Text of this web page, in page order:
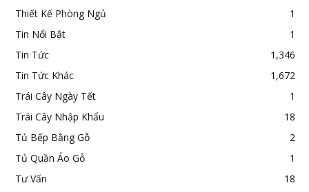
Thiết Kế Phòng Ngủ
1
Tin Nổi Bật
1
Tin Tức
1,346
Tin Tức Khác
1,672
Trái Cây Ngày Tết
1
Trái Cây Nhập Khẩu
18
Tủ Bếp Bằng Gỗ
2
Tủ Quần Áo Gỗ
1
Tư Vấn
18